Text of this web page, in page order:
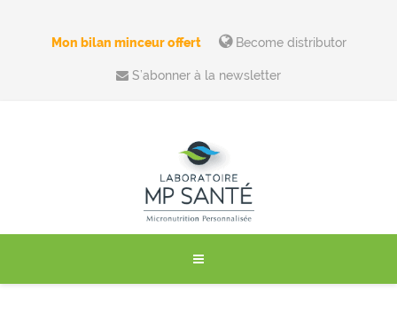
Mon bilan minceur offert Become distributor
S’abonner à la newsletter